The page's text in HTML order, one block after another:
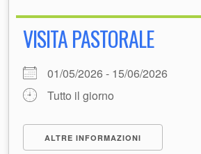
VISITA PASTORALE
01/05/2026 - 15/06/2026
Tutto il giorno
ALTRE INFORMAZIONI